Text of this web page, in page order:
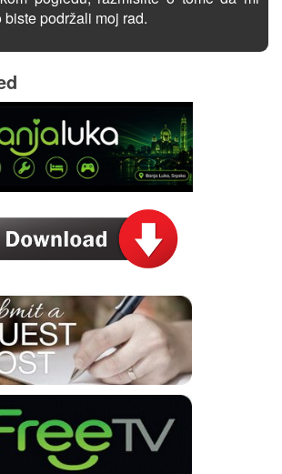
podržali moj rad.